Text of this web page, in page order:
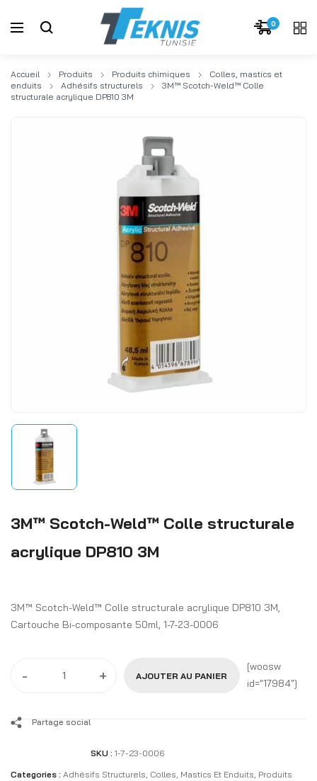
0
Accueil Produits Produits chimiques
Colles, mastics et
enduits
Adhésifs structurels
3M™ Scotch-Weld™ Colle
structurale acrylique DP810 3M
3M™ Scotch-Weld™ Colle structurale
acrylique DP810 3M
3M™ Scotch-Weld™ Colle structurale acrylique DP810 3M,
Cartouche Bi-composante 50ml, 1-7-23-0006
- + AJOUTER AU PANIER
[woosw
id="17984"]
Partage social
SKU : 1-7-23-0006
Categories : Adhésifs Structurels, Colles, Mastics Et Enduits, Produits